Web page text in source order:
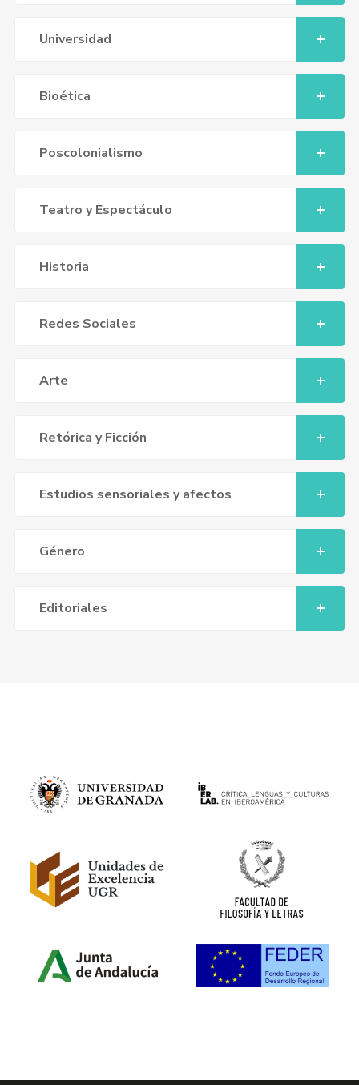
Universidad
Bioética
Poscolonialismo
Teatro y Espectáculo
Historia
Redes Sociales
Arte
Retórica y Ficción
Estudios sensoriales y afectos
Género
Editoriales